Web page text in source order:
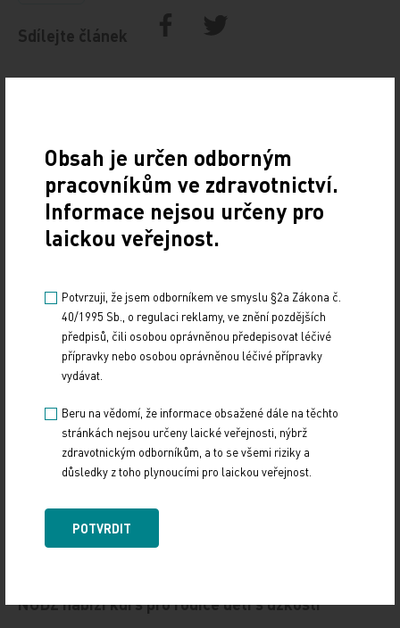
Sdílejte článek
Doporučené
19. světový kongres Controversies in Neurology
(CONy)
10. 3. 2025
19. světový kongres Controversies in Neurology (CONy)
se bude konat v termínu 20.–22. března 2025 v Praze.
Vystavování ePoukazů
Dnešní Poradna přináší přehled o tom, jak funguje
ePoukaz, kde ho lze uplatnit a jaké možnosti má lékař
při jeho předání pacientovi. Představí mimo…
NUDZ nabízí kurs pro rodiče dětí s úzkostí
Obsah je určen odborným
pracovníkům ve zdravotnictví.
Informace nejsou určeny pro
laickou veřejnost.
Potvrzuji, že jsem odborníkem ve smyslu §2a Zákona č.
40/1995 Sb., o regulaci reklamy, ve znění pozdějších
předpisů, čili osobou oprávněnou předepisovat léčivé
přípravky nebo osobou oprávněnou léčivé přípravky
vydávat.
Beru na vědomí, že informace obsažené dále na těchto
stránkách nejsou určeny laické veřejnosti, nýbrž
zdravotnickým odborníkům, a to se všemi riziky a
důsledky z toho plynoucími pro laickou veřejnost.
POTVRDIT